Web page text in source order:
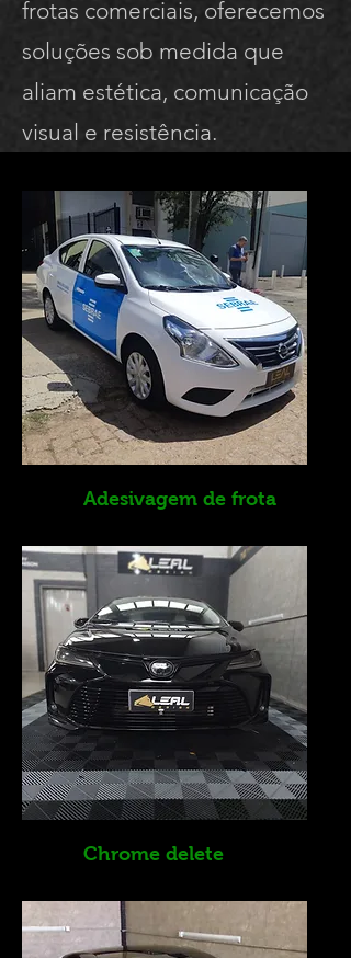
frotas comerciais, oferecemos
soluções sob medida que
aliam estética, comunicação
visual e resistência.
Adesivagem de frota
Chrome delete